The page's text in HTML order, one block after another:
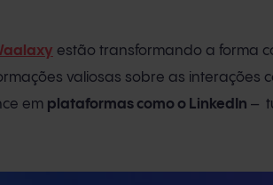
estão transformando a forma
valiosas sobre as interações
em plataformas como o LinkedIn –